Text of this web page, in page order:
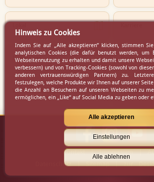
Newsletter Partner
Virtueller Rundgang Presse
Kontakt|Impressum|
Datenschutz|Sitemap|zur
Hinweis zu Cookies
Indem Sie auf „Alle akzeptieren” klicken, stimmen
analytischen Cookies (die dafür benutzt werden, um
Webseitennutzung zu erhalten und damit unsere
verbessern) und von Tracking-Cookies (sowohl von
anderen vertrauenswürdigen Partnern) zu.
festzulegen, welche Produkte wir Ihnen auf unserer
die Anzahl an Besuchern auf unseren Webseiten zu
ermöglichen, ein „Like“ auf Social Media zu geben oder
Alle akzeptieren
Einstellungen
Alle ablehnen